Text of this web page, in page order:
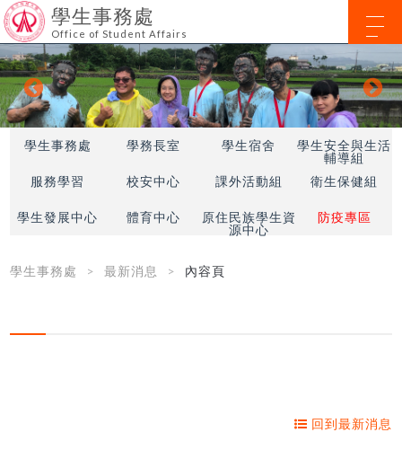
學生事務處
Office of Student Affairs
學生事務處 學務長室 學生宿舍
學生安全與生活
輔導組
服務學習
校安中心 課外活動組 衛生保健組
學生發展中心 體育中心
原住民族學生資
源中心
防疫專區
學生事務處 最新消息 內容頁
回到最新消息